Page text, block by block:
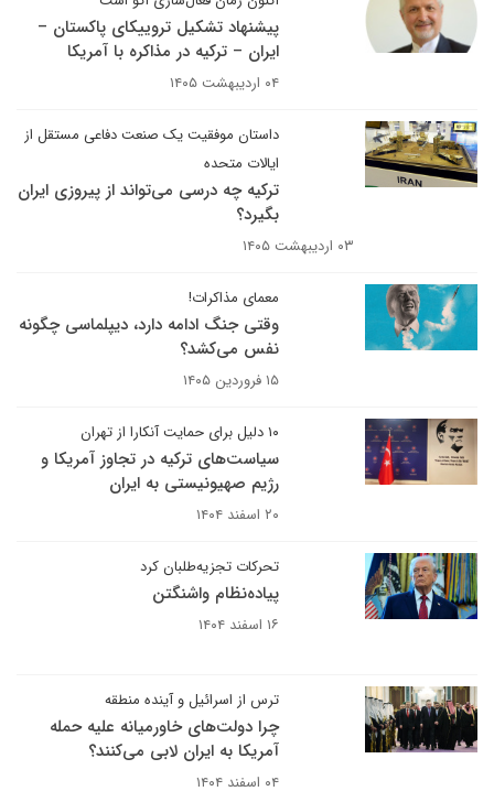
پیشنهاد تشکیل تروییکای پاکستان –
ایران – ترکیه در مذاکره با آمریکا
۰۴ اردیبهشت ۱۴۰۵
داستان موفقیت یک صنعت دفاعی مستقل از
ایالات متحده
ترکیه چه درسی می‌تواند از پیروزی ایران
بگیرد؟
۰۳ اردیبهشت ۱۴۰۵
معمای مذاکرات!
وقتی جنگ ادامه دارد، دیپلماسی چگونه
نفس می‌کشد؟
۱۵ فروردین ۱۴۰۵
۱۰ دلیل برای حمایت آنکارا از تهران
سیاست‌های ترکیه در تجاوز آمریکا و
رژیم صهیونیستی به ایران
۲۰ اسفند ۱۴۰۴
تحرکات تجزیه‌طلبان کرد
پیاده‌نظام واشنگتن
۱۶ اسفند ۱۴۰۴
ترس از اسرائیل و آینده منطقه
چرا دولت‌های خاورمیانه علیه حمله
آمریکا به ایران لابی می‌کنند؟
۰۴ اسفند ۱۴۰۴